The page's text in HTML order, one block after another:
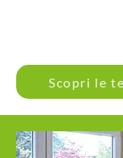
Scopri le